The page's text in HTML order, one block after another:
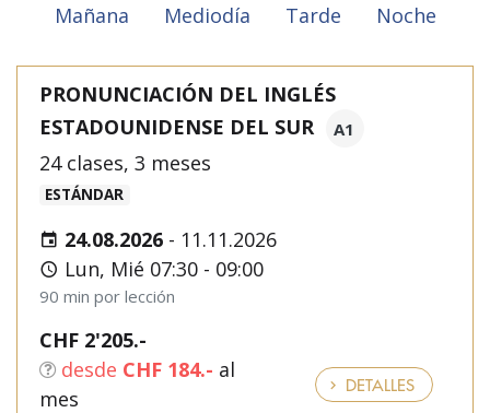
Mañana Mediodía Tarde Noche
PRONUNCIACIÓN DEL INGLÉS
ESTADOUNIDENSE DEL SUR
A1
24 clases, 3 meses
ESTÁNDAR
24.08.2026 - 11.11.2026
Lun, Mié 07:30 - 09:00
90 min por lección
CHF 2'205.-
desde CHF 184.- al
mes
DETALLES